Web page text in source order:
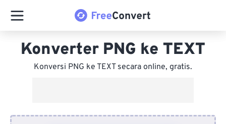
Konverter PNG ke TEXT
Konversi PNG ke TEXT secara online, gratis.